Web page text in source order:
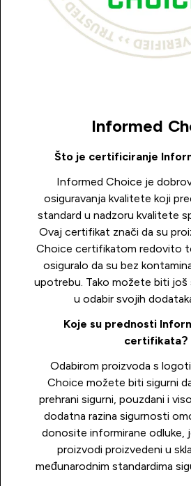
Informed
Što je certificiranje
Informed Choice je
osiguravanja kvalitete koji
standard u nadzoru kvalitete
Ovaj certifikat znači da su
Choice certifikatom redovito
osiguralo da su bez
upotrebu. Tako možete biti još
u odabir svojih
Koje su prednosti
certifikata?
Odabirom proizvoda s
Choice možete biti sigurni
prehrani sigurni, pouzdani i
dodatna razina sigurnosti
donosite informirane odluke,
proizvodi proizvedeni u
međunarodnim standardima